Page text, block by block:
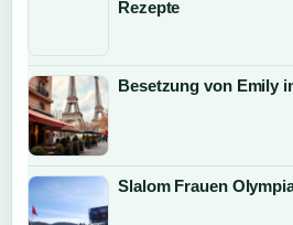
Rezepte
Besetzung von Emily
Slalom Frauen